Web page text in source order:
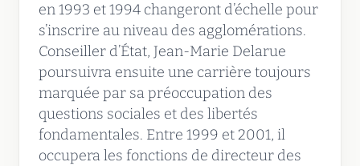
en 1993 et 1994 changeront d’échelle pour
s’inscrire au niveau des agglomérations.
Conseiller d’État, Jean-Marie Delarue
poursuivra ensuite une carrière toujours
marquée par sa préoccupation des
questions sociales et des libertés
fondamentales. Entre 1999 et 2001, il
occupera les fonctions de directeur des